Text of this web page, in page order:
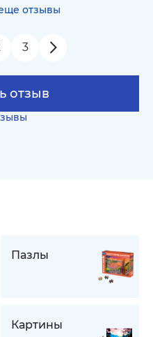
отзыв
отзывы
3
Пазлы
Картины